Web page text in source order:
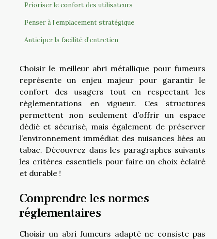
Prioriser le confort des utilisateurs
Penser à l’emplacement stratégique
Anticiper la facilité d’entretien
Choisir le meilleur abri métallique pour fumeurs
représente un enjeu majeur pour garantir le
confort des usagers tout en respectant les
réglementations en vigueur. Ces structures
permettent non seulement d’offrir un espace
dédié et sécurisé, mais également de préserver
l’environnement immédiat des nuisances liées au
tabac. Découvrez dans les paragraphes suivants
les critères essentiels pour faire un choix éclairé
et durable !
Comprendre les normes
réglementaires
Choisir un abri fumeurs adapté ne consiste pas